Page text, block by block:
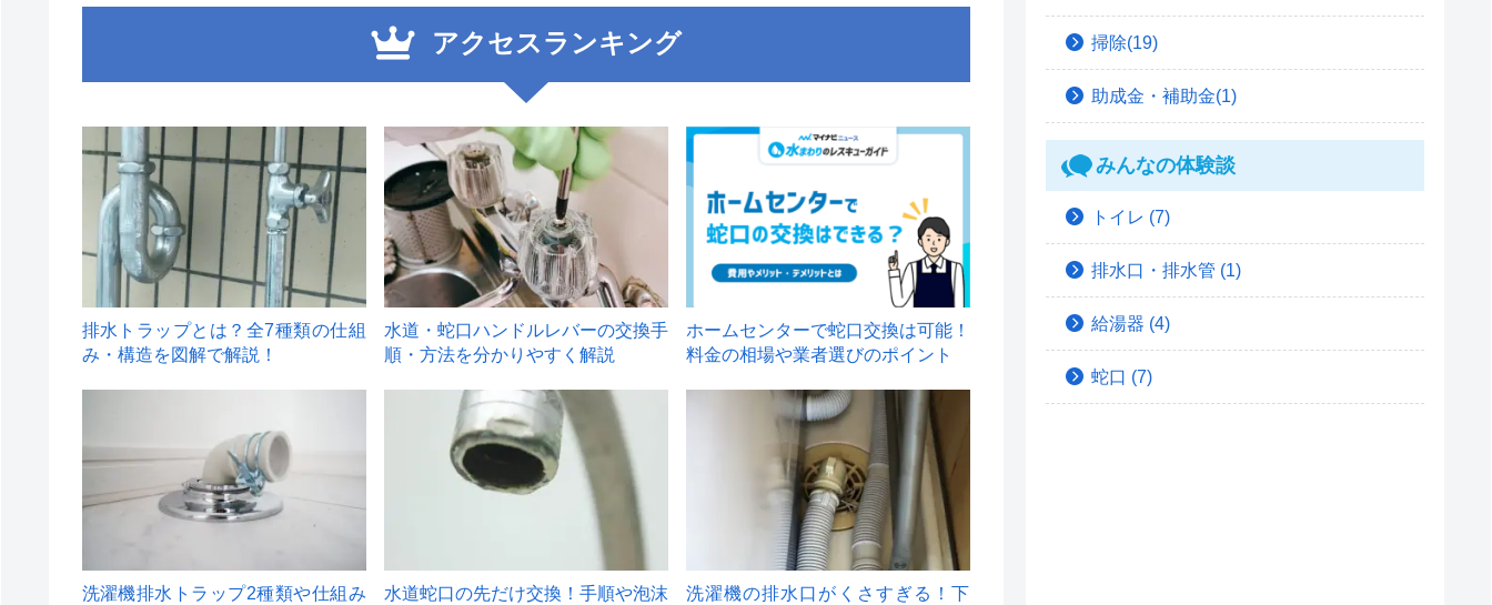
アクセスランキング
1
排水トラップとは？全7種類の仕組
み・構造を図解で解説！
2
水道・蛇口ハンドルレバーの交換手
順・方法を分かりやすく解説
ホームセンターで蛇口交換は可能！
料金の相場や業者選びのポイント
洗濯機排水トラップ2種類や仕組み
水道蛇口の先だけ交換！手順や泡沫
洗濯機の排水口がくさすぎる！下
掃除(19)
助成金・補助金(1)
みんなの体験談
トイレ (7)
排水口・排水管 (1)
給湯器 (4)
蛇口 (7)